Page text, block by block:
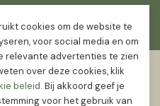
cookies om de website te
voor social media en om
relevante advertenties te zien
over deze cookies, klik
beleid. Bij akkoord geef je
voor het gebruik van